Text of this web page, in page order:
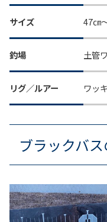
サイズ 47㎝
釣場 土管
リグ／ルアー ワッ
ブラックバ